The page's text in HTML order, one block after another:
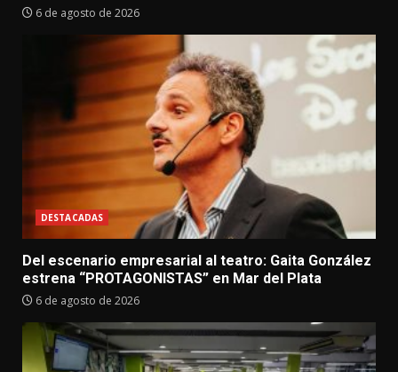
6 de agosto de 2026
DESTACADAS
Del escenario empresarial al teatro: Gaita González
estrena “PROTAGONISTAS” en Mar del Plata
6 de agosto de 2026